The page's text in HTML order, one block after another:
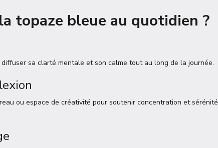
topaze bleue au quotidien ?
sa clarté mentale et son calme tout au long de la journée.
ou espace de créativité pour soutenir concentration et